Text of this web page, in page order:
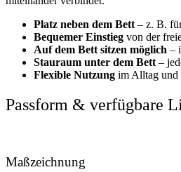
Platz neben dem Bett – z. B.
Bequemer Einstieg von der
Auf dem Bett sitzen möglich –
Stauraum unter dem Bett –
Flexible Nutzung im Alltag und
Passform & verfügbare
Maßzeichnung